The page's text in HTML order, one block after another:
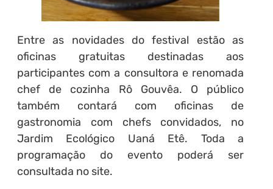
Entre as novidades do festival estão as
oficinas gratuitas destinadas aos
participantes com a consultora e renomada
chef de cozinha Rô Gouvêa. O público
também contará com oficinas de
gastronomia com chefs convidados, no
Jardim Ecológico Uaná Etê. Toda a
programação do evento poderá ser
consultada no site.